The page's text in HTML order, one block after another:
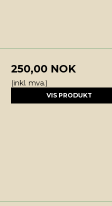
250,00 NOK
(inkl. mva.)
VIS PRODUKT